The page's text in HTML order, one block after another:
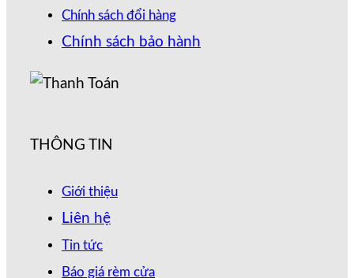
Chính sách đổi hàng
Chính sách bảo hành
THÔNG TIN
Giới thiệu
Liên hệ
Tin tức
Báo giá rèm cửa